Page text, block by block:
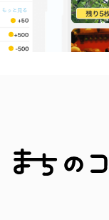
まちのコイン